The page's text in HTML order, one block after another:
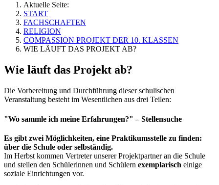
Aktuelle Seite:
START
FACHSCHAFTEN
RELIGION
COMPASSION PROJEKT DER 10. KLASSEN
WIE LÄUFT DAS PROJEKT AB?
Wie läuft das Projekt ab?
Die Vorbereitung und Durchführung dieser schulischen
Veranstaltung besteht im Wesentlichen aus drei Teilen:
"Wo sammle ich meine Erfahrungen?" – Stellensuche
Es gibt zwei Möglichkeiten, eine Praktikumsstelle zu finden:
über die Schule oder selbständig.
Im Herbst kommen Vertreter unserer Projektpartner an die Schule
und stellen den Schülerinnen und Schülern exemplarisch einige
soziale Einrichtungen vor.